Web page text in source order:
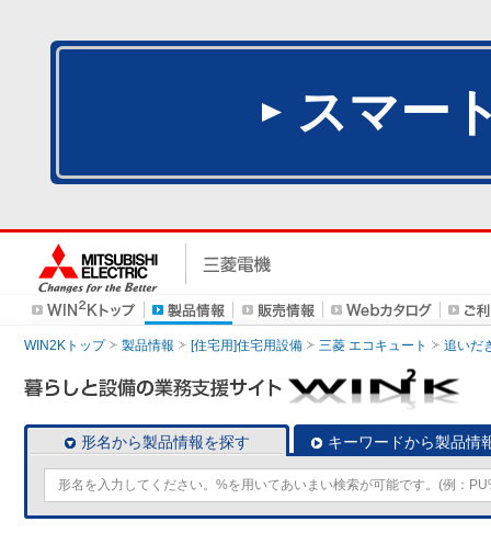
スマー
WIN2Kトップ 製品情報 [住宅用]住宅用設備 三菱 エコキュート 追いだ
形名から製品情報を探す キーワードから製品情